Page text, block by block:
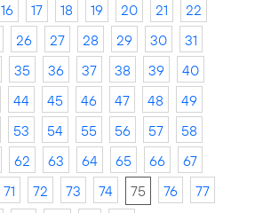
16 17 18 19 20 21
22
26 27 28 29 30
31
35 36 37 38 39
40
44 45 46 47 48
49
53 54 55 56 57
58
62 63 64 65 66
67
71 72 73 74 75 76
77